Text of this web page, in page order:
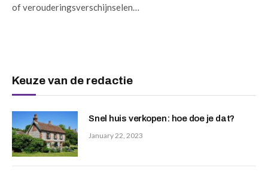
of verouderingsverschijnselen…
Keuze van de redactie
Snel huis verkopen: hoe doe je dat?
January 22, 2023